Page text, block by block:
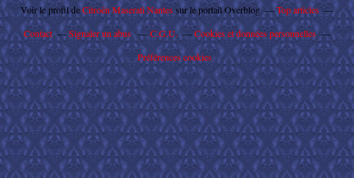
Voir le profil deCitroën Maserati Nantessur le portail Overblog
Top articles
Contact
Signaler un abus C.G.U.
Cookies et données personnelles
Préférences cookies